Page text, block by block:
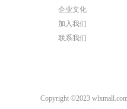
企业文化
加入我们
联系我们
Copyright ©2023